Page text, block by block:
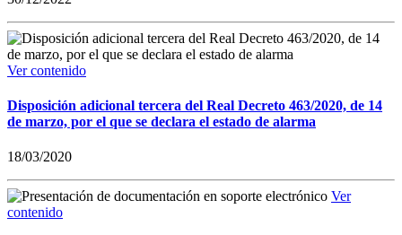
Ver contenido
Disposición adicional tercera del Real Decreto 463/2020, de 14
de marzo, por el que se declara el estado de alarma
18/03/2020
Ver
contenido